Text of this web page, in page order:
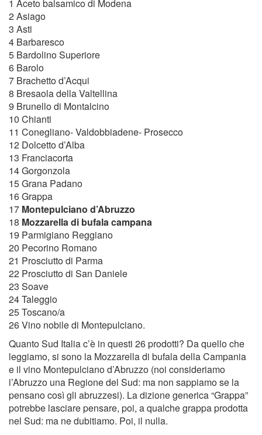
1 Aceto balsamico di Modena
2 Asiago
3 Asti
4 Barbaresco
5 Bardolino Superiore
6 Barolo
7 Brachetto d’Acqui
8 Bresaola della Valtellina
9 Brunello di Montalcino
10 Chianti
11 Conegliano- Valdobbiadene- Prosecco
12 Dolcetto d’Alba
13 Franciacorta
14 Gorgonzola
15 Grana Padano
16 Grappa
17 Montepulciano d’Abruzzo
18 Mozzarella di bufala campana
19 Parmigiano Reggiano
20 Pecorino Romano
21 Prosciutto di Parma
22 Prosciutto di San Daniele
23 Soave
24 Taleggio
25 Toscano/a
26 Vino nobile di Montepulciano.
Quanto Sud Italia c’è in questi 26 prodotti? Da quello che
leggiamo, si sono la Mozzarella di bufala della Campania
e il vino Montepulciano d’Abruzzo (noi consideriamo
l’Abruzzo una Regione del Sud: ma non sappiamo se la
pensano così gli abruzzesi). La dizione generica “Grappa”
potrebbe lasciare pensare, poi, a qualche grappa prodotta
nel Sud: ma ne dubitiamo. Poi, il nulla.